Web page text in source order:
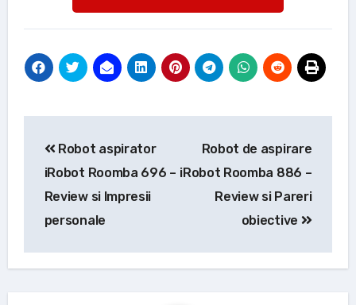
articole
Robot aspirator
iRobot Roomba 696 –
Review si Impresii
personale
Robot de aspirare
iRobot Roomba 886 –
Review si Pareri
obiective